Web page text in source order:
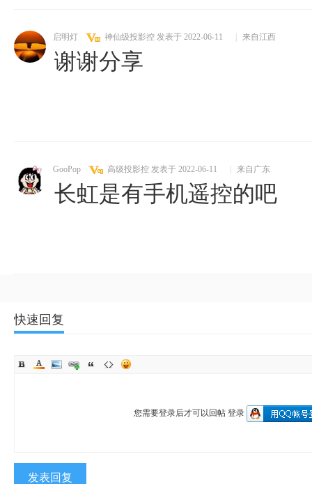
启明灯 神仙级投影控 发表于 2022-06-11 来自江西
谢谢分享
GooPop 高级投影控 发表于 2022-06-11 来自广东
长虹是有手机遥控的吧
快速回复
您需要登录后才可以回帖 登录
发表回复